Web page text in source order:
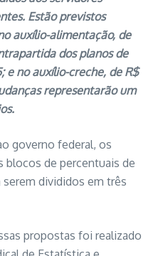
Estão previstos
auxílio-alimentação, de
dos planos de
e no auxílio-creche, de R$
representarão um
governo federal, os
blocos de percentuais de
serem divididos em três
propostas foi realizado